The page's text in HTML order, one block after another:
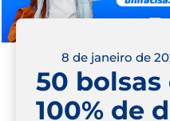
8 de janeiro de
50
100% de